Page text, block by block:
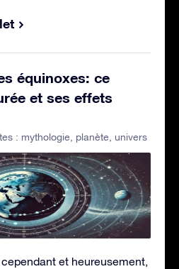
équinoxes: ce
et ses effets
: mythologie planète univers
et heureusement,